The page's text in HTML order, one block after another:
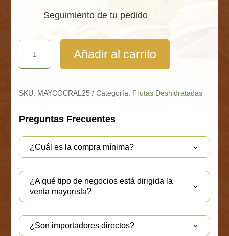
Seguimiento de tu pedido
Coco
Rallado
Kg
cantidad
Añadir al carrito
SKU: MAYCOCRAL25 Categoría: Frutas Deshidratadas
Preguntas Frecuentes
¿Cuál es la compra mínima?
¿A qué tipo de negocios está dirigida la
venta mayorista?
¿Son importadores directos?